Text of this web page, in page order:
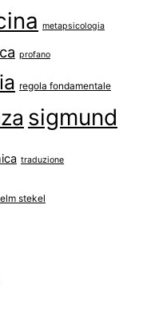
metapsicologia
profano
regola fondamentale
sigmund
traduzione
stekel